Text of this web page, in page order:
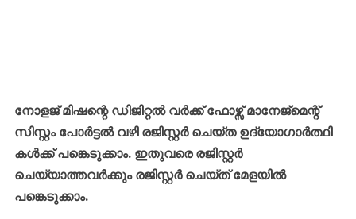
നോളജ് മിഷന്റെ ഡിജിറ്റൽ വർക്ക് ഫോഴ്സ് മാനേജ്മെന്റ്
സിസ്റ്റം പോർട്ടൽ വഴി രജിസ്റ്റർ ചെയ്ത ഉദ്യോഗാർത്ഥി
കൾക്ക് പങ്കെടുക്കാം. ഇതുവരെ രജിസ്റ്റർ
ചെയ്യാത്തവർക്കും രജിസ്റ്റർ ചെയ്ത് മേളയിൽ
പങ്കെടുക്കാം.